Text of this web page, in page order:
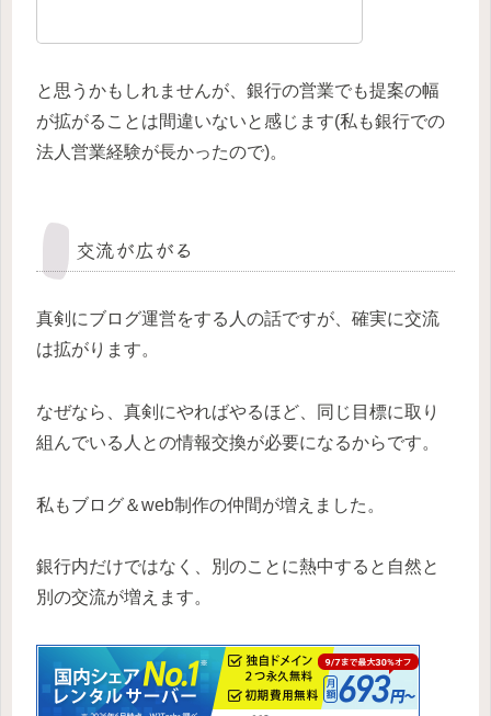
と思うかもしれませんが、銀行の営業でも提案の幅
が拡がることは間違いないと感じます(私も銀行での
法人営業経験が長かったので)。
交流が広がる
真剣にブログ運営をする人の話ですが、確実に交流
は拡がります。
なぜなら、真剣にやればやるほど、同じ目標に取り
組んでいる人との情報交換が必要になるからです。
私もブログ＆web制作の仲間が増えました。
銀行内だけではなく、別のことに熱中すると自然と
別の交流が増えます。